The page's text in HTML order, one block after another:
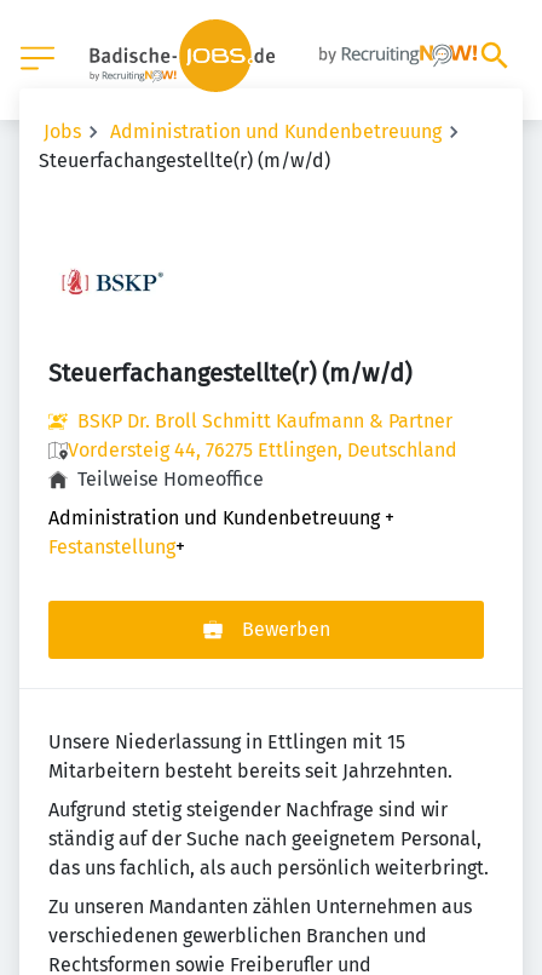
Jobs
Administration und Kundenbetreuung
Steuerfachangestellte(r) (m/w/d)
Steuerfachangestellte(r) (m/w/d)
BSKP Dr. Broll Schmitt Kaufmann & Partner
Vordersteig 44, 76275 Ettlingen, Deutschland
Teilweise Homeoffice
Administration und Kundenbetreuung +
Festanstellung+
Bewerben
Unsere Niederlassung in Ettlingen mit 15
Mitarbeitern besteht bereits seit Jahrzehnten.
Aufgrund stetig steigender Nachfrage sind wir
ständig auf der Suche nach geeignetem Personal,
das uns fachlich, als auch persönlich weiterbringt.
Zu unseren Mandanten zählen Unternehmen aus
verschiedenen gewerblichen Branchen und
Rechtsformen sowie Freiberufler und